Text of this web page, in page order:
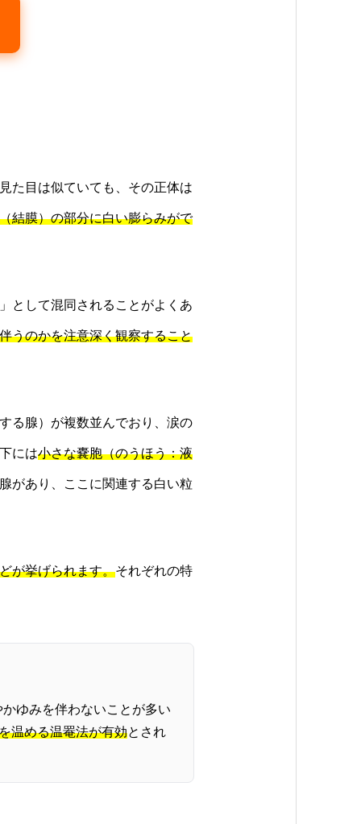
た目は似ていても、その正体は
結膜）の部分に白い膨らみがで
として混同されることがよくあ
うのかを注意深く観察すること
る腺）が複数並んでおり、涙の
には小さな嚢胞（のうほう：液
があり、ここに関連する白い粒
が挙げられます。それぞれの特
ゆみを伴わないことが多い
温める温罨法が有効とされ